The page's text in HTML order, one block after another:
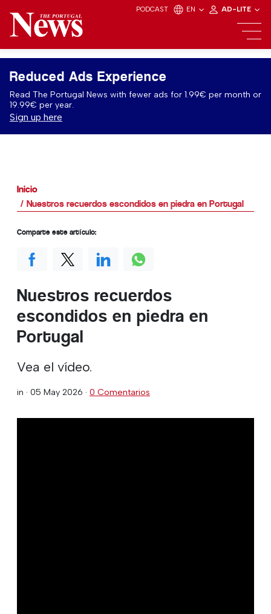
PODCAST EN AD-LITE
Reduced Ads Experience
Read The Portugal News with fewer ads for 1.99€ per month or
19.99€ per year.
Sign up here
Inicio
Nuestros recuerdos escondidos en piedra en Portugal
Nuestros recuerdos
escondidos en piedra en
Portugal
Vea el vídeo.
in · 05 May 2026 · 0 Comentarios
Comparte este artículo: